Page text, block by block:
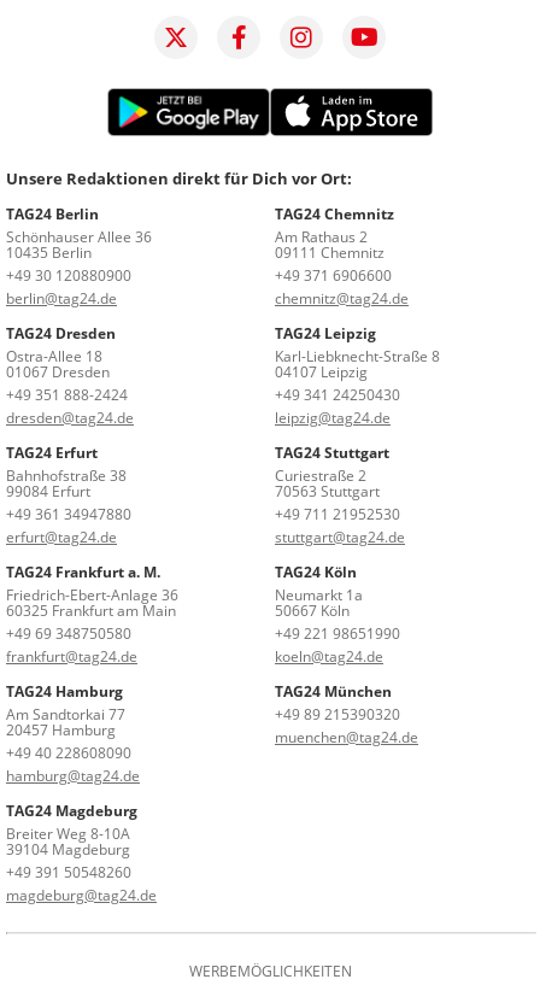
Unsere Redaktionen direkt für Dich vor Ort:
TAG24 Berlin
Schönhauser Allee 36
10435 Berlin
+49 30 120880900
berlin@tag24.de
TAG24 Chemnitz
Am Rathaus 2
09111 Chemnitz
+49 371 6906600
chemnitz@tag24.de
TAG24 Dresden
Ostra-Allee 18
01067 Dresden
+49 351 888-2424
dresden@tag24.de
TAG24 Leipzig
Karl-Liebknecht-Straße 8
04107 Leipzig
+49 341 24250430
leipzig@tag24.de
TAG24 Erfurt
Bahnhofstraße 38
99084 Erfurt
+49 361 34947880
erfurt@tag24.de
TAG24 Stuttgart
Curiestraße 2
70563 Stuttgart
+49 711 21952530
stuttgart@tag24.de
TAG24 Frankfurt a. M.
Friedrich-Ebert-Anlage 36
60325 Frankfurt am Main
+49 69 348750580
frankfurt@tag24.de
TAG24 Köln
Neumarkt 1a
50667 Köln
+49 221 98651990
koeln@tag24.de
TAG24 Hamburg
Am Sandtorkai 77
20457 Hamburg
+49 40 228608090
hamburg@tag24.de
TAG24 München
+49 89 215390320
muenchen@tag24.de
TAG24 Magdeburg
Breiter Weg 8-10A
39104 Magdeburg
+49 391 50548260
magdeburg@tag24.de
WERBEMÖGLICHKEITEN